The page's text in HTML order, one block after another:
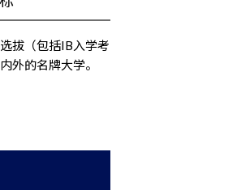
拔（包括IB入学考
外的名牌大学。